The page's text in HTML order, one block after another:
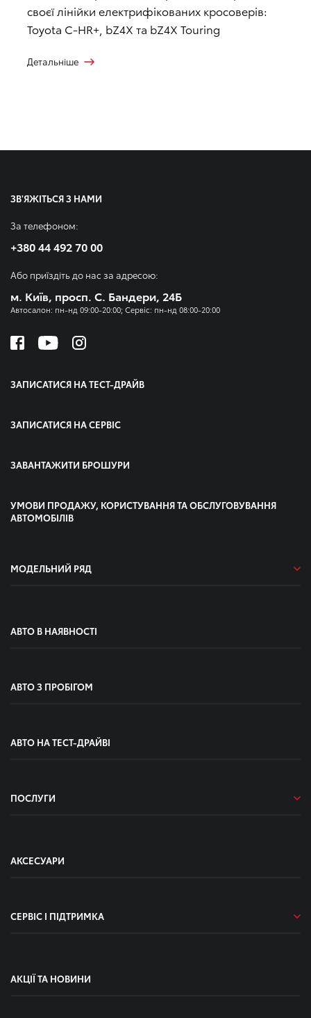
своєї лінійки електрифікованих кросоверів:
Toyota C-HR+, bZ4X та bZ4X Touring
Детальніше
ЗВ'ЯЖІТЬСЯ З НАМИ
За телефоном:
+380 44 492 70 00
Або приїздіть до нас за адресою:
м. Київ, просп. С. Бандери, 24Б
Автосалон: пн-нд 09:00-20:00; Сервіс: пн-нд 08:00-20:00
ЗАПИСАТИСЯ НА ТЕСТ-ДРАЙВ
ЗАПИСАТИСЯ НА СЕРВІС
ЗАВАНТАЖИТИ БРОШУРИ
УМОВИ ПРОДАЖУ, КОРИСТУВАННЯ ТА ОБСЛУГОВУВАННЯ
АВТОМОБІЛІВ
МОДЕЛЬНИЙ РЯД
АВТО В НАЯВНОСТІ
АВТО З ПРОБІГОМ
АВТО НА ТЕСТ-ДРАЙВІ
ПОСЛУГИ
АКСЕСУАРИ
СЕРВІС І ПІДТРИМКА
АКЦІЇ ТА НОВИНИ